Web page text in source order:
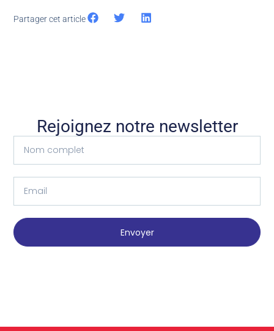
Partager cet article
Rejoignez notre newsletter
Envoyer